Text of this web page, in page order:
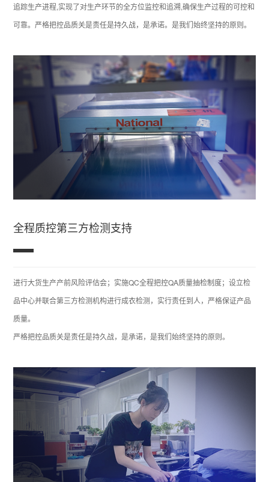
追踪生产进程,实现了对生产环节的全方位监控和追溯,确保生产过程的可控和
可靠。严格把控品质关是责任是持久战，是承诺。是我们始终坚持的原则。
全程质控第三方检测支持
进行大货生产产前风险评估会；实施QC全程把控QA质量抽检制度；设立检
品中心并联合第三方检测机构进行成衣检测，实行责任到人，严格保证产品
质量。
严格把控品质关是责任是持久战，是承诺，是我们始终坚持的原则。